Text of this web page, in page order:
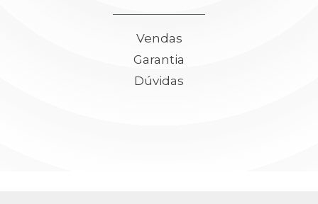
Vendas
Garantia
Dúvidas